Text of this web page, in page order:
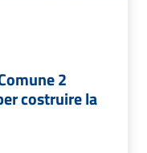
2
costruire la